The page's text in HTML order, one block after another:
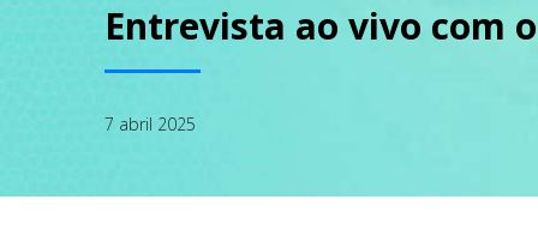
Entrevista ao vivo com
7 abril 2025